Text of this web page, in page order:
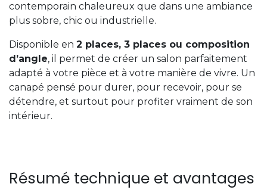
contemporain chaleureux que dans une ambiance
plus sobre, chic ou industrielle.
Disponible en 2 places, 3 places ou composition
d’angle, il permet de créer un salon parfaitement
adapté à votre pièce et à votre manière de vivre. Un
canapé pensé pour durer, pour recevoir, pour se
détendre, et surtout pour profiter vraiment de son
intérieur.
Résumé technique et avantages